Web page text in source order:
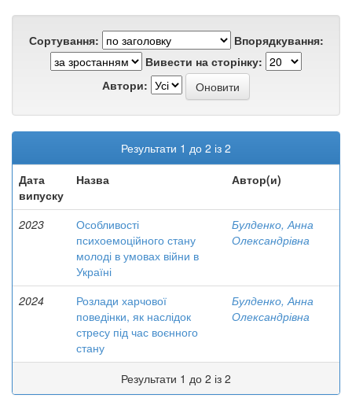
Сортування:
Впорядкування:
Вивести на сторінку:
Автори:
Результати 1 до 2 із 2
Дата
випуску
Назва Автор(и)
2023
Особливості
психоемоційного стану
молоді в умовах війни в
Україні
Булденко, Анна
Олександрівна
2024
Розлади харчової
поведінки, як наслідок
стресу під час воєнного
стану
Булденко, Анна
Олександрівна
Результати 1 до 2 із 2